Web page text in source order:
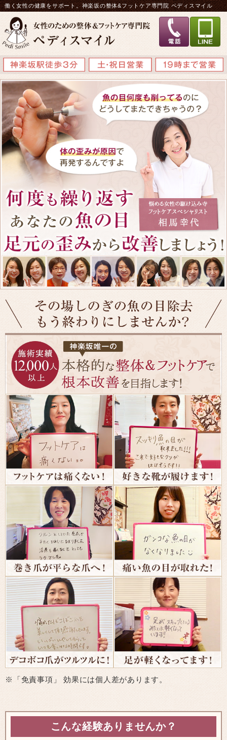
働く女性の健康をサポート。神楽坂の整体&フットケア専門院 ペディスマイル
※「免責事項」 効果には個人差があります。
こんな経験ありませんか？